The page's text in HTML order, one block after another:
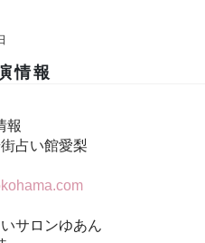
情報
報
占い館愛梨
サロンゆあん